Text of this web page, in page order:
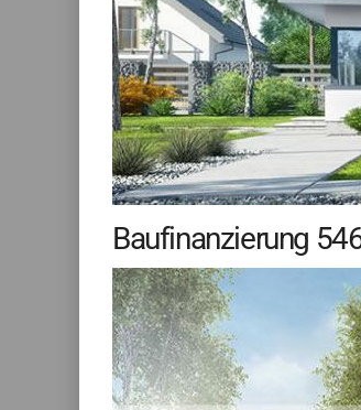
Baufinanzierung